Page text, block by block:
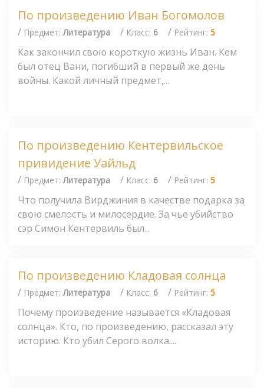
По произведению Иван Богомолов
/ Предмет:Литература / Класс: 6 / Рейтинг: 5
Как закончил свою короткую жизнь Иван. Кем
был отец Вани, погибший в первый же день
войны. Какой личный предмет,...
По произведению Кентервильское
привидение Уайльд
/ Предмет:Литература / Класс: 6 / Рейтинг: 5
Что получила Вирджиния в качестве подарка за
свою смелость и милосердие. За чье убийство
сэр Симон Кентервиль был...
По произведению Кладовая солнца
/ Предмет:Литература / Класс: 6 / Рейтинг: 5
Почему произведение называется «Кладовая
солнца». Кто, по произведению, рассказал эту
историю. Кто убил Серого волка....